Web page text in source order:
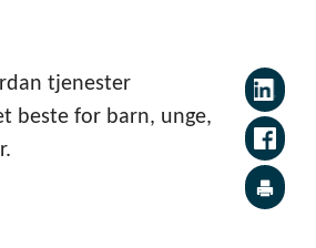
tjenester
beste for barn, unge,